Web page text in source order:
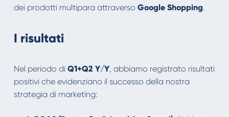
dei prodotti multipara attraverso Google Shopping.
I risultati
Nel periodo di Q1+Q2 Y/Y, abbiamo registrato risultati
positivi che evidenziano il successo della nostra
strategia di marketing: